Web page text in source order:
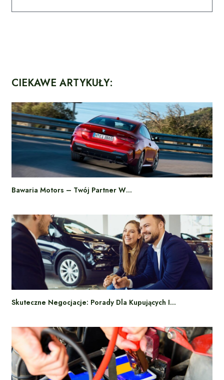
CIEKAWE ARTYKUŁY:
Bawaria Motors – Twój Partner W…
Skuteczne Negocjacje: Porady Dla Kupujących I…